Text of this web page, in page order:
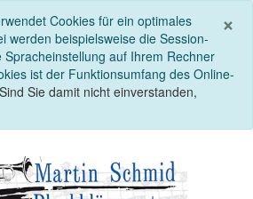
×
Cookies für ein optimales
werden beispielsweise die Session-
auf Ihrem Rechner
ist der Funktionsumfang des Online-
Sind Sie damit nicht einverstanden,